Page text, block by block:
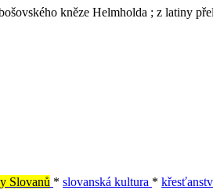
kněze Helmholda ; z latiny
Slovanů * slovanská kultura *